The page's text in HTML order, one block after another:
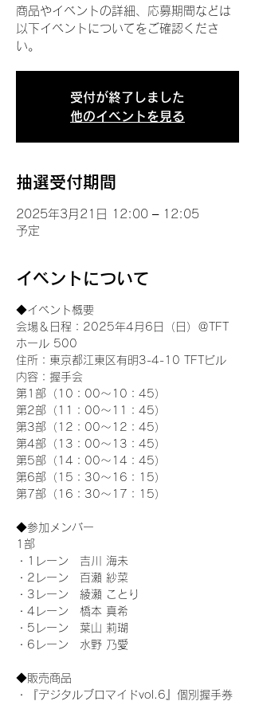
商品やイベントの詳細、応募期間などは
以下イベントについてをご確認くださ
い。
受付が終了しました
他のイベントを見る
抽選受付期間
2025年3月21日 12:00 – 12:05
予定
イベントについて
◆イベント概要
会場＆日程：2025年4月6日（日）＠TFT
ホール 500
住所：東京都江東区有明3-4-10 TFTビル
内容：握手会
第1部（10：00～10：45）
第2部（11：00～11：45）
第3部（12：00～12：45）
第4部（13：00～13：45）
第5部（14：00～14：45）
第6部（15：30～16：15）
第7部（16：30～17：15）
◆参加メンバー
1部
・1レーン　吉川 海未
・2レーン　百瀬 紗菜
・3レーン　綾瀬 ことり
・4レーン　橋本 真希
・5レーン　葉山 莉瑚
・6レーン　水野 乃愛
◆販売商品
・『デジタルブロマイドvol.6』個別握手券